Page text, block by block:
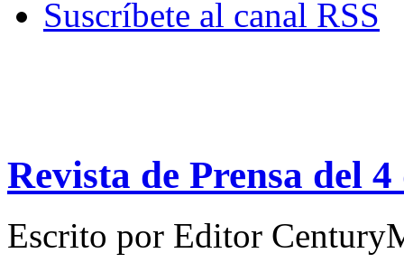
Suscríbete al canal RSS
Revista de Prensa del
Escrito por Editor